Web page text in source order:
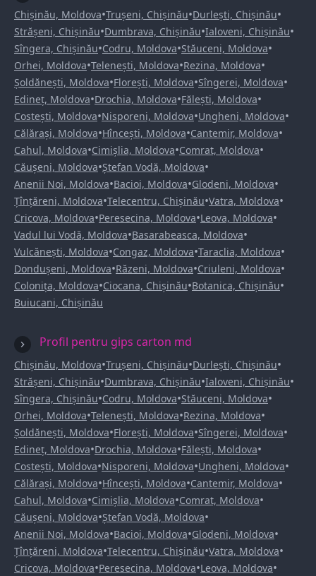
Chișinău, Moldova•Trușeni, Chișinău•Durlești, Chișinău•
Strășeni, Chișinău•Dumbrava, Chișinău•Ialoveni, Chișinău•
Sîngera, Chișinău•Codru, Moldova•Stăuceni, Moldova•
Orhei, Moldova•Telenești, Moldova•Rezina, Moldova•
Șoldănești, Moldova•Florești, Moldova•Sîngerei, Moldova•
Edineț, Moldova•Drochia, Moldova•Fălești, Moldova•
Costești, Moldova•Nisporeni, Moldova•Ungheni, Moldova•
Călărași, Moldova•Hîncești, Moldova•Cantemir, Moldova•
Cahul, Moldova•Cimișlia, Moldova•Comrat, Moldova•
Căușeni, Moldova•Ștefan Vodă, Moldova•
Anenii Noi, Moldova•Bacioi, Moldova•Glodeni, Moldova•
Țînțăreni, Moldova•Telecentru, Chișinău•Vatra, Moldova•
Cricova, Moldova•Peresecina, Moldova•Leova, Moldova•
Vadul lui Vodă, Moldova•Basarabeasca, Moldova•
Vulcănești, Moldova•Congaz, Moldova•Taraclia, Moldova•
Dondușeni, Moldova•Răzeni, Moldova•Criuleni, Moldova•
Colonița, Moldova•Ciocana, Chișinău•Botanica, Chișinău•
Buiucani, Chișinău
Profil pentru gips carton md
Chișinău, Moldova•Trușeni, Chișinău•Durlești, Chișinău•
Strășeni, Chișinău•Dumbrava, Chișinău•Ialoveni, Chișinău•
Sîngera, Chișinău•Codru, Moldova•Stăuceni, Moldova•
Orhei, Moldova•Telenești, Moldova•Rezina, Moldova•
Șoldănești, Moldova•Florești, Moldova•Sîngerei, Moldova•
Edineț, Moldova•Drochia, Moldova•Fălești, Moldova•
Costești, Moldova•Nisporeni, Moldova•Ungheni, Moldova•
Călărași, Moldova•Hîncești, Moldova•Cantemir, Moldova•
Cahul, Moldova•Cimișlia, Moldova•Comrat, Moldova•
Căușeni, Moldova•Ștefan Vodă, Moldova•
Anenii Noi, Moldova•Bacioi, Moldova•Glodeni, Moldova•
Țînțăreni, Moldova•Telecentru, Chișinău•Vatra, Moldova•
Cricova, Moldova•Peresecina, Moldova•Leova, Moldova•